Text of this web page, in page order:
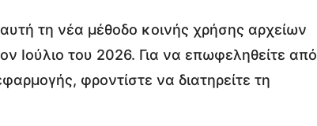
τη νέα μέθοδο κοινής χρήσης αρχείων
Ιούλιο του 2026. Για να επωφεληθείτε από
φροντίστε να διατηρείτε τη